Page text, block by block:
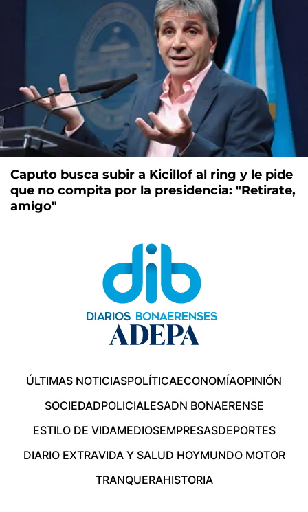
Caputo busca subir a Kicillof al ring y le pide
que no compita por la presidencia: "Retirate,
amigo"
ÚLTIMAS NOTICIASPOLÍTICAECONOMÍAOPINIÓN
SOCIEDADPOLICIALESADN BONAERENSE
ESTILO DE VIDAMEDIOSEMPRESASDEPORTES
DIARIO EXTRAVIDA Y SALUD HOYMUNDO MOTOR
TRANQUERAHISTORIA